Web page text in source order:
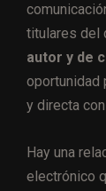
titulares del
autor y de
oportunidad
y directa
Hay una
electrónico